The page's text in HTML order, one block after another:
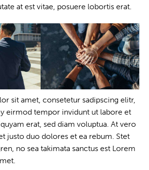
at est vitae, posuere lobortis erat.
sit amet, consetetur sadipscing elitr,
eirmod tempor invidunt ut labore et
erat, sed diam voluptua. At vero
justo duo dolores et ea rebum. Stet
no sea takimata sanctus est Lorem